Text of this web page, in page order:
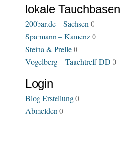
lokale Tauchbasen
200bar.de – Sachsen 0
Sparmann – Kamenz0
Steina & Prelle0
Vogelberg – Tauchtreff DD 0
Login
Blog Erstellung0
Abmelden 0